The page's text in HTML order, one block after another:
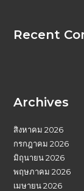
Recent
Archives
สิงหาคม 2026
กรกฎาคม 2026
มิถุนายน 2026
พฤษภาคม 2026
เมษายน 2026